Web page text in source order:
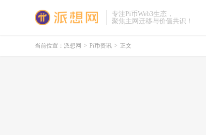
专注Pi币Web3生态，
聚焦主网迁移与价值共识！
当前位置： 派想网 > Pi币资讯 > 正文